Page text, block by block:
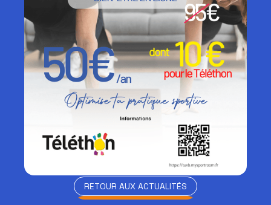
RETOUR AUX ACTUALITÉS